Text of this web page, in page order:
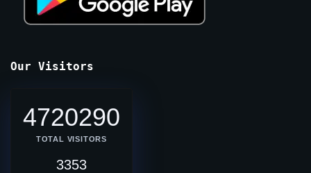
Our Visitors
4720290
TOTAL VISITORS
3353